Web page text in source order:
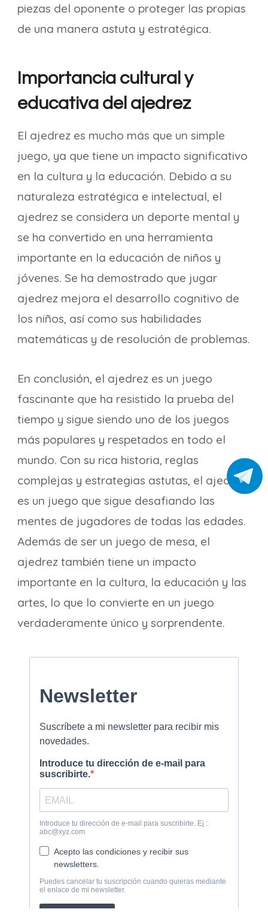
piezas del oponente o proteger las propias
de una manera astuta y estratégica.
Importancia cultural y
educativa del ajedrez
El ajedrez es mucho más que un simple
juego, ya que tiene un impacto significativo
en la cultura y la educación. Debido a su
naturaleza estratégica e intelectual, el
ajedrez se considera un deporte mental y
se ha convertido en una herramienta
importante en la educación de niños y
jóvenes. Se ha demostrado que jugar
ajedrez mejora el desarrollo cognitivo de
los niños, así como sus habilidades
matemáticas y de resolución de problemas.
En conclusión, el ajedrez es un juego
fascinante que ha resistido la prueba del
tiempo y sigue siendo uno de los juegos
más populares y respetados en todo el
mundo. Con su rica historia, reglas
complejas y estrategias astutas, el ajedrez
es un juego que sigue desafiando las
mentes de jugadores de todas las edades.
Además de ser un juego de mesa, el
ajedrez también tiene un impacto
importante en la cultura, la educación y las
artes, lo que lo convierte en un juego
verdaderamente único y sorprendente.